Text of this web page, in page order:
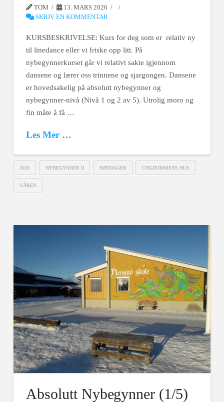
TOM
13. MARS 2026
SKRIV EN KOMMENTAR
KURSBESKRIVELSE: Kurs for deg som er relativ ny
til linedance eller vi friske opp litt. På
nybegynnerkurset går vi relativt sakte igjennom
dansene og lærer oss trinnene og sjargongen. Dansene
er hovedsakelig på absolutt nybegynner og
nybegynner-nivå (Nivå 1 og 2 av 5). Utrolig moro og
fin måte å få …
Les Mer …
2026 NYBEGYNNER II SØNDAGER UNGDOMMENS HUS
VÅREN
Absolutt Nybegynner (1/5)